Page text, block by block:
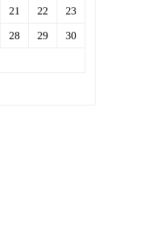
21 22 23
28 29 30